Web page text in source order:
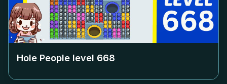
Hole People level 668